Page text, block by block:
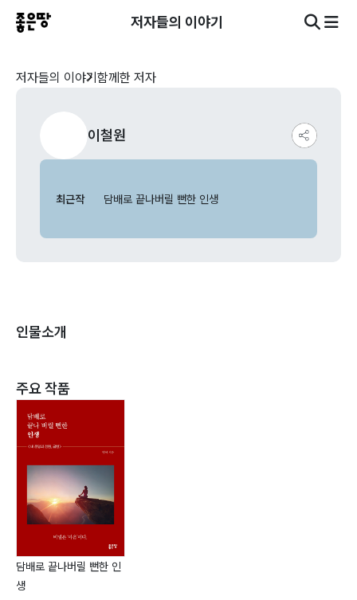
저자들의 이야기
저자들의 이야기 함께한 저자
이철원
최근작 담배로 끝나버릴 뻔한 인생
인물소개
주요 작품
담배로 끝나버릴 뻔한 인
생